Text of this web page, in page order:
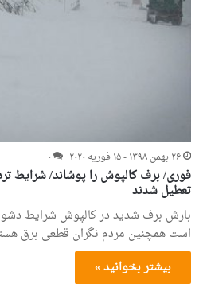
۲۶ بهمن ۱۳۹۸ - ۱۵ فوریه ۲۰۲۰
۰
فوری/ برف کالپوش را پوشاند/ شرایط
تعطیل شدند
بارش برف شدید در کالپوش شرایط
است همچنین مردم نگران قطعی برق
بیشتر بخوانید »